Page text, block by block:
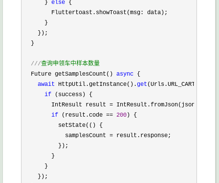
      }
else {
        Fluttertoast.showToast(msg: data);
      }
    });
  }
///查询申领车中样本数量
  Future getSamplesCount()
async {
await HttpUtil.getInstance().get
if (success) {
        IntResult result
=
if (result.code == 200 ) {
          setState(() {
            samplesCount
= result.response;
          });
        }
      }
    });